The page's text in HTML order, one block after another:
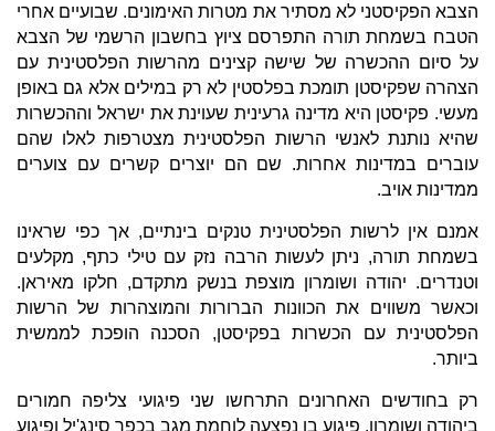
הצבא הפקיסטני לא מסתיר את מטרות האימונים. שבועיים אחרי
הטבח בשמחת תורה התפרסם ציוץ בחשבון הרשמי של הצבא
על סיום ההכשרה של שישה קצינים מהרשות הפלסטינית עם
הצהרה שפקיסטן תומכת בפלסטין לא רק במילים אלא גם באופן
מעשי. פקיסטן היא מדינה גרעינית שעוינת את ישראל וההכשרות
שהיא נותנת לאנשי הרשות הפלסטינית מצטרפות לאלו שהם
עוברים במדינות אחרות. שם הם יוצרים קשרים עם צוערים
ממדינות אויב.
אמנם אין לרשות הפלסטינית טנקים בינתיים, אך כפי שראינו
בשמחת תורה, ניתן לעשות הרבה נזק עם טילי כתף, מקלעים
וטנדרים. יהודה ושומרון מוצפת בנשק מתקדם, חלקו מאיראן.
וכאשר משווים את הכוונות הברורות והמוצהרות של הרשות
הפלסטינית עם הכשרות בפקיסטן, הסכנה הופכת לממשית
ביותר.
רק בחודשים האחרונים התרחשו שני פיגועי צליפה חמורים
ביהודה ושומרון. פיגוע בו נפצעה לוחמת מגב בכפר סינג'יל ופיגוע